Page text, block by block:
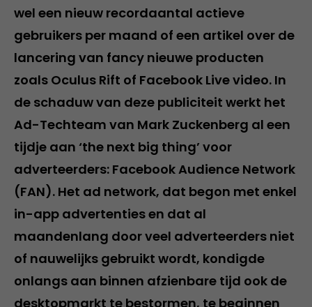
wel een nieuw recordaantal actieve
gebruikers per maand of een artikel over de
lancering van fancy nieuwe producten
zoals Oculus Rift of Facebook Live video. In
de schaduw van deze publiciteit werkt het
Ad-Techteam van Mark Zuckenberg al een
tijdje aan ‘the next big thing’ voor
adverteerders: Facebook Audience Network
(FAN). Het ad network, dat begon met enkel
in-app advertenties en dat al
maandenlang door veel adverteerders niet
of nauwelijks gebruikt wordt, kondigde
onlangs aan binnen afzienbare tijd ook de
desktopmarkt te bestormen, te beginnen